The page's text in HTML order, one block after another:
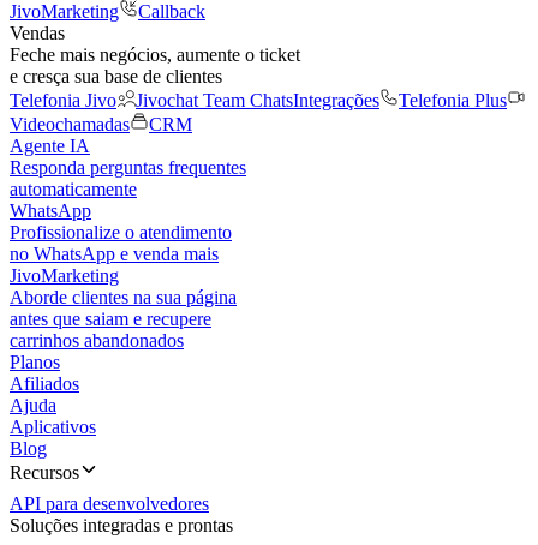
JivoMarketing
Callback
Vendas
Feche mais negócios, aumente o ticket
e cresça sua base de clientes
Telefonia Jivo
Jivochat Team ChatsIntegrações
Telefonia Plus
Videochamadas
CRM
Agente IA
Responda perguntas frequentes
automaticamente
WhatsApp
Profissionalize o atendimento
no WhatsApp e venda mais
JivoMarketing
Aborde clientes na sua página
antes que saiam e recupere
carrinhos abandonados
Planos
Afiliados
Ajuda
Aplicativos
Blog
Recursos
API para desenvolvedores
Soluções integradas e prontas